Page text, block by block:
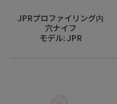
光学
JPRプロファイリング内
穴ナイフ
モデル: JPR